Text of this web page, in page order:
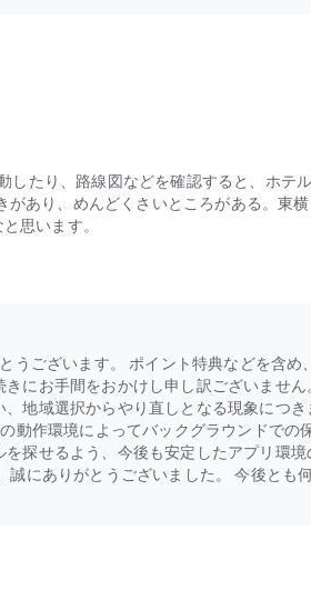
したり、路線図などを確認すると、ホテ
あり、めんどくさいところがある。東
思います。
うございます。 ポイント特典などを含め
にお手間をおかけし申し訳ございませ
地域選択からやり直しとなる現象につき
動作環境によってバックグラウンドでの
探せるよう、今後も安定したアプリ環境
誠にありがとうございました。 今後とも